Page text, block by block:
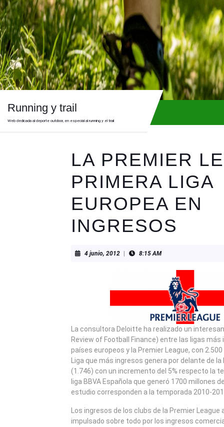
Skip
to
content
Running y trail
Web dedicada al deporte outdoor, en especial al running y el trail
LA PREMIER
PRIMERA LIGA
EUROPEA EN
INGRESOS
4 junio, 20124
8:15 AM
La consultora Deloitte ha realizado un
Review of Football Finance) entre las ligas
países europeos y la Premier League, con
Liga que más ingresos genera por delante de
(1.746) con un incremento del 5% respecto la
liga BBVA Española que generó 1700 millones
estudio corresponden a la temporada 2010-
Los ingresos de los clubs de la Premier League
impulsado sobre todo por los ingresos